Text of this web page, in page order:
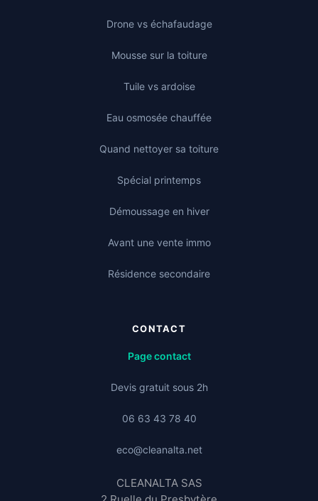
Drone vs échafaudage
Mousse sur la toiture
Tuile vs ardoise
Eau osmosée chauffée
Quand nettoyer sa toiture
Spécial printemps
Démoussage en hiver
Avant une vente immo
Résidence secondaire
CONTACT
Page contact
Devis gratuit sous 2h
06 63 43 78 40
eco@cleanalta.net
CLEANALTA SAS